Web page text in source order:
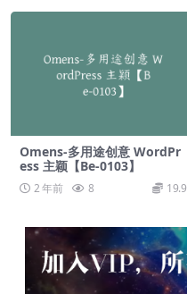
Omens-多用途创意 WordPr
ess 主颖【Be-0103】
2 年前 8 19.9